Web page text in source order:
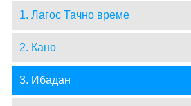
1. Лагос Тачно време
2. Кано
3. Ибадан